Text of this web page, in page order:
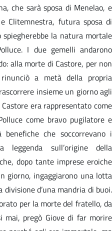
che sarà sposa di Menelao, e
Clitemnestra, futura sposa di
la natura mortale
I due gemelli andarono
alla morte di Castore, per non
a metà della propria
insieme un giorno agli
era rappresentato come
come bravo pugilatore e
che soccorrevano i
sull’origine della
dopo tante imprese eroiche
giorno, ingaggiarono una lotta
d’una mandria di buoi.
per la morte del fratello, da
mai, pregò Giove di far morire